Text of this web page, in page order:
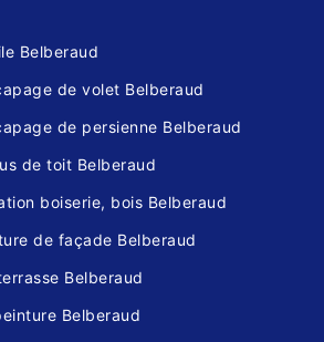
Belberaud
de volet Belberaud
de persienne Belberaud
de toit Belberaud
boiserie, bois Belberaud
de façade Belberaud
Belberaud
Belberaud